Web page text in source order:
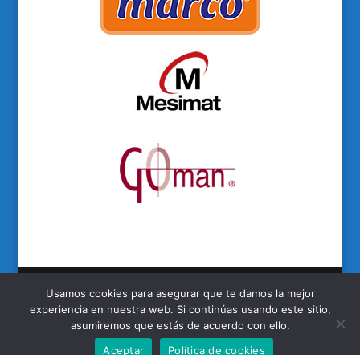
Autovía de Logroño, km. 8,700 - Pol. Ruiseñores II,
nave 10 - 50011 ZARAGOZA - Tel. 976 46 22 21 - Fax:
Usamos cookies para asegurar que te damos la mejor
experiencia en nuestra web. Si continúas usando este sitio,
asumiremos que estás de acuerdo con ello.
Aceptar
Política de cookies